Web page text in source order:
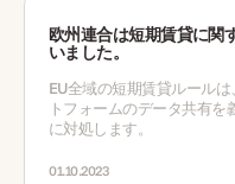
欧州連合は短期賃貸に関
いました。
EU全域の短期賃貸ルール
トフォームのデータ共有
に対処します。
01.10.2023